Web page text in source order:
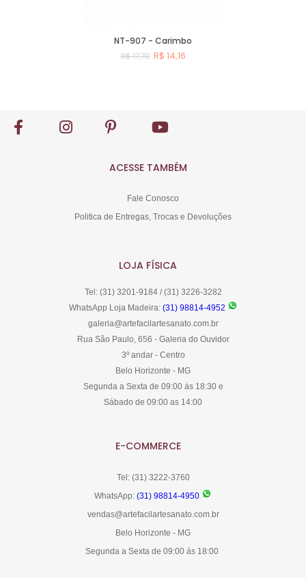
NT-907 - Carimbo
R$ 17,70 R$ 14,16
ACESSE TAMBÉM
Fale Conosco
Politica de Entregas, Trocas e Devoluções
LOJA FÍSICA
Tel: (31) 3201-9184 / (31) 3226-3282
WhatsApp Loja Madeira: (31) 98814-4952
galeria@artefacilartesanato.com.br
Rua São Paulo, 656 - Galeria do Ouvidor
3º andar - Centro
Belo Horizonte - MG
Segunda a Sexta de 09:00 ás 18:30 e
Sábado de 09:00 as 14:00
E-COMMERCE
Tel: (31) 3222-3760
WhatsApp: (31) 98814-4950
vendas@artefacilartesanato.com.br
Belo Horizonte - MG
Segunda a Sexta de 09:00 ás 18:00